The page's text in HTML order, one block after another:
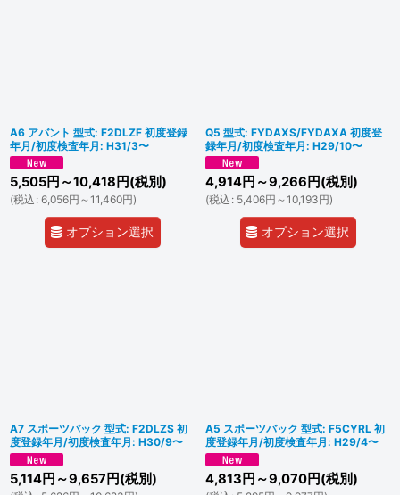
A6 アバント 型式: F2DLZF 初度登録
年月/初度検査年月: H31/3〜
5,505円 ～10,418 円(税別)
(税込 : 6,056円 ～11,460円)
オプション選択
Q5 型式: FYDAXS/FYDAXA 初度登
録年月/初度検査年月: H29/10〜
4,914円 ～9,266 円(税別)
(税込 : 5,406円 ～10,193円)
オプション選択
A7 スポーツバック 型式: F2DLZS 初
度登録年月/初度検査年月: H30/9〜
5,114円 ～9,657 円(税別)
A5 スポーツバック 型式: F5CYRL 初
度登録年月/初度検査年月: H29/4〜
4,813 円 ～9,070円(税別)